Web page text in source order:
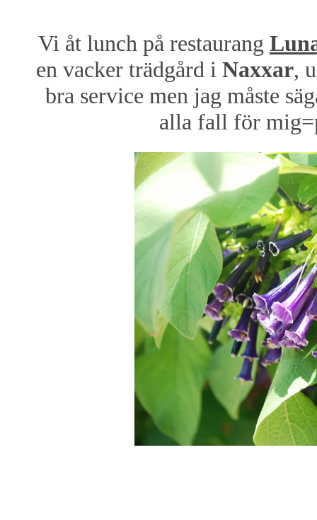
Vi åt lunch på restaurang
en vacker trädgård i Naxxar,
bra service men jag måste
alla fall för